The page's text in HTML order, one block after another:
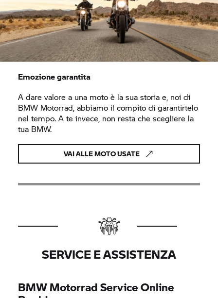
Emozione garantita
A dare valore a una moto è la sua storia e, noi di
BMW Motorrad, abbiamo il compito di garantirtelo
nel tempo. A te invece, non resta che scegliere la
tua BMW.
VAI ALLE MOTO USATE
SERVICE E ASSISTENZA
BMW MotorradService Online